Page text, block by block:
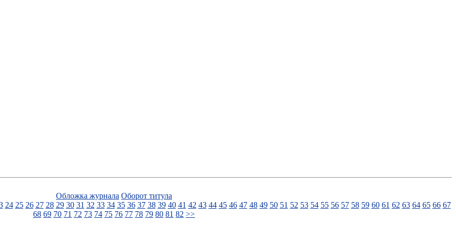
Обложка журнала Оборот титула
24 25 26 27 28 29 30 31 32 33 34 35 36 37 38 39 40 41 42 43 44 45 46 47 48 49 50 51 52 53 54 55 56 57 58 59 60 61 62 63 64 65 66 67
68 69 70 71 72 73 74 75 76 77 78 79 80 81 82 >>